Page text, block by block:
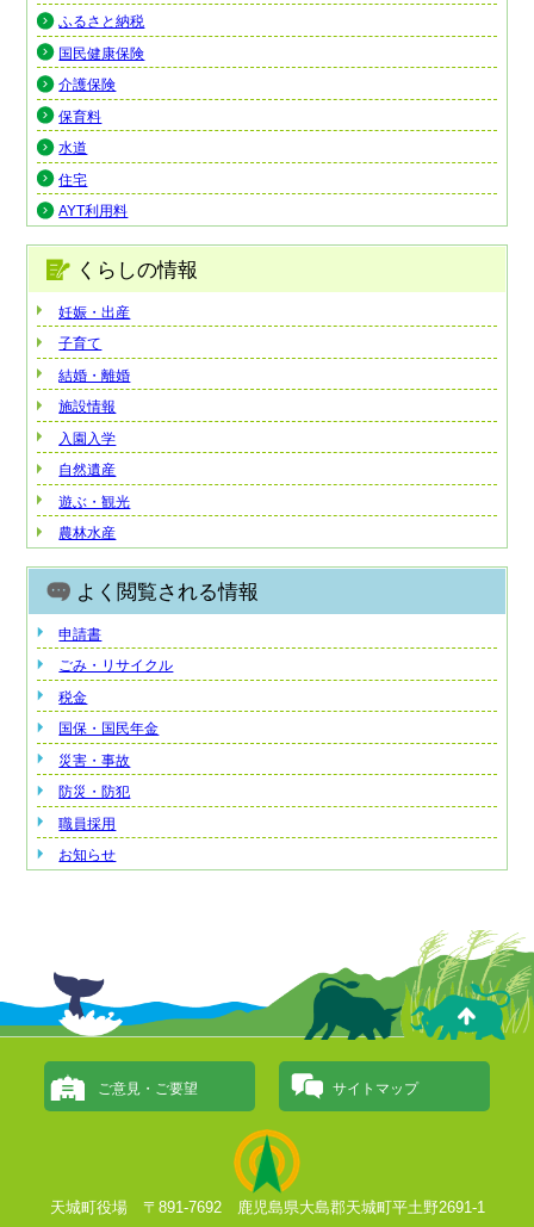
ふるさと納税
国民健康保険
介護保険
保育料
水道
住宅
AYT利用料
くらしの情報
妊娠・出産
子育て
結婚・離婚
施設情報
入園入学
自然遺産
遊ぶ・観光
農林水産
よく閲覧される情報
申請書
ごみ・リサイクル
税金
国保・国民年金
災害・事故
防災・防犯
職員採用
お知らせ
ご意見・ご要望 サイトマップ
天城町役場 〒891-7692 鹿児島県大島郡天城町平土野2691-1